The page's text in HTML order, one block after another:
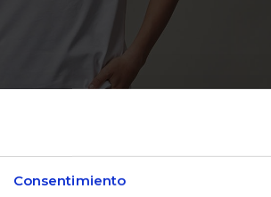
Consentimiento